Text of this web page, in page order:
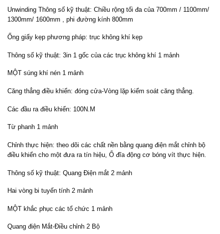
Unwinding Thông số kỹ thuật: Chiều rộng tối đa của 700mm / 1100mm/
1300mm/ 1600mm , phi đường kính 800mm
Ống giấy kẹp phương pháp: trục không khí kẹp
Thông số kỹ thuật: 3in 1 gốc của các trục không khí 1 mảnh
MỘT súng khí nén 1 mảnh
Căng thẳng điều khiển: đóng cửa-Vòng lặp kiểm soát căng thẳng.
Các đầu ra điều khiển: 100N.M
Từ phanh 1 mảnh
Chỉnh thực hiện: theo dõi các chất nền bằng quang điện mắt chỉnh bộ
điều khiển cho một đưa ra tín hiệu, Ổ đĩa động cơ bóng vít thực hiện.
Thông số kỹ thuật: Quang Điện mắt 2 mảnh
Hai vòng bi tuyến tính 2 mảnh
MỘT khắc phục các tổ chức 1 mảnh
Quang điện Mắt-Điều chỉnh 2 Bộ